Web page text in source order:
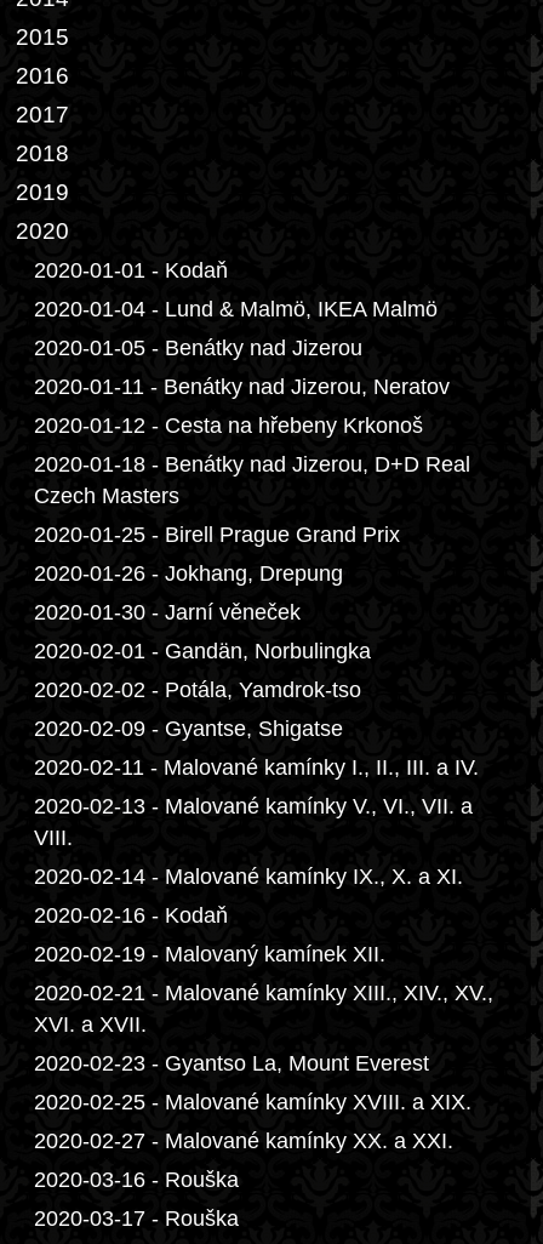
2015
2016
2017
2018
2019
2020
2020-01-01 - Kodaň
2020-01-04 - Lund & Malmö, IKEA Malmö
2020-01-05 - Benátky nad Jizerou
2020-01-11 - Benátky nad Jizerou, Neratov
2020-01-12 - Cesta na hřebeny Krkonoš
2020-01-18 - Benátky nad Jizerou, D+D Real
Czech Masters
2020-01-25 - Birell Prague Grand Prix
2020-01-26 - Jokhang, Drepung
2020-01-30 - Jarní věneček
2020-02-01 - Gandän, Norbulingka
2020-02-02 - Potála, Yamdrok-tso
2020-02-09 - Gyantse, Shigatse
2020-02-11 - Malované kamínky I., II., III. a IV.
2020-02-13 - Malované kamínky V., VI., VII. a
VIII.
2020-02-14 - Malované kamínky IX., X. a XI.
2020-02-16 - Kodaň
2020-02-19 - Malovaný kamínek XII.
2020-02-21 - Malované kamínky XIII., XIV., XV.,
XVI. a XVII.
2020-02-23 - Gyantso La, Mount Everest
2020-02-25 - Malované kamínky XVIII. a XIX.
2020-02-27 - Malované kamínky XX. a XXI.
2020-03-16 - Rouška
2020-03-17 - Rouška